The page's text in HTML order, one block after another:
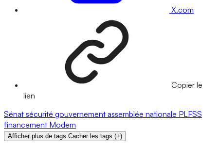
X.com
Copier le
lien
Sénat sécurité gouvernement assemblée nationale PLFSS
financement Modem
Afficher plus de tags Cacher les tags (+)